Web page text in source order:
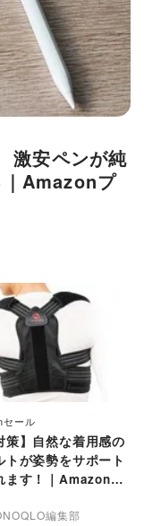
激安ペンが純
｜Amazonプ
ール
策】自然な着用感の
トが姿勢をサポート
ます！｜Amazonプ
編集部